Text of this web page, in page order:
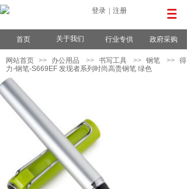
登录 注册
首页 关于我们 行业专供 政府采购
网站首页 >> 办公用品 >> 书写工具 >> 钢笔 >> 得
力-钢笔-S669EF 发现者系列时尚高贵钢笔 绿色